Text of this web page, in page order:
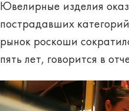
Ювелирные изделия
пострадавших
рынок роскоши
пять лет, говорится в